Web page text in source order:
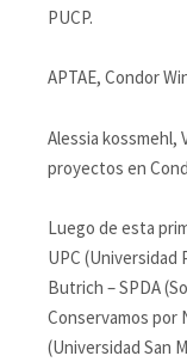
PUCP.
APTAE, Condor
Alessia kossmehl,
proyectos en
Luego de esta
UPC (Universidad
Butrich – SPDA
Conservamos por
(Universidad San